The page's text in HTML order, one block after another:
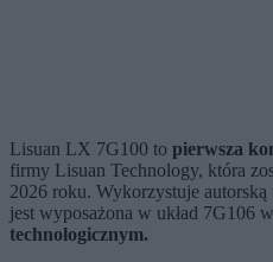
Lisuan LX 7G100 to pierwsza
firmy Lisuan Technology, która
2026 roku. Wykorzystuje
jest wyposażona w układ 7G106
technologicznym.